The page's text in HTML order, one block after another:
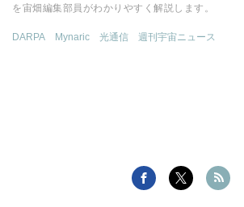
を宙畑編集部員がわかりやすく解説します。
DARPA Mynaric 光通信 週刊宇宙ニュース